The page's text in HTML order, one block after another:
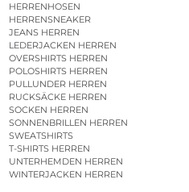
HERRENHOSEN
HERRENSNEAKER
JEANS HERREN
LEDERJACKEN HERREN
OVERSHIRTS HERREN
POLOSHIRTS HERREN
PULLUNDER HERREN
RUCKSÄCKE HERREN
SOCKEN HERREN
SONNENBRILLEN HERREN
SWEATSHIRTS
T-SHIRTS HERREN
UNTERHEMDEN HERREN
WINTERJACKEN HERREN